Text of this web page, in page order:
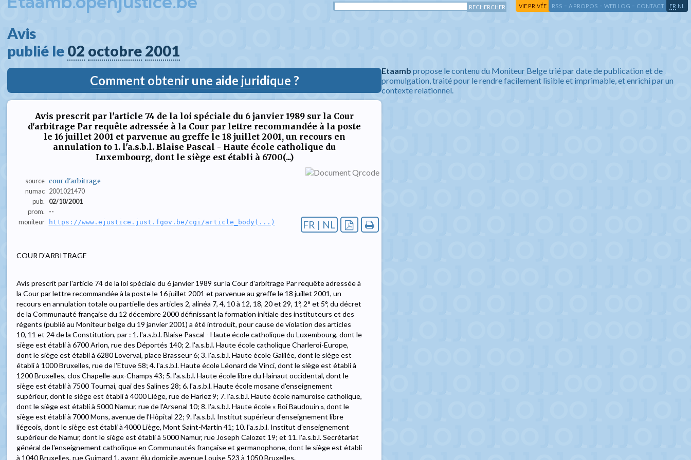
VIE PRIVÉE RSS - A PROPOS - WEB LOG - CONTACT FR NL
Avis
publié le 02 octobre 2001
Comment obtenir une aide juridique ?
Avis prescrit par l'article 74 de la loi spéciale du 6 janvier 1989 sur la Cour
d'arbitrage Par requête adressée à la Cour par lettre recommandée à la poste
le 16 juillet 2001 et parvenue au greffe le 18 juillet 2001, un recours en
annulation to 1. l'a.s.b.l. Blaise Pascal - Haute école catholique du
Luxembourg, dont le siège est établi à 6700(...)
source cour d'arbitrage
numac 2001021470
pub.
02/10/2001
prom.
--
moniteur
https://www.ejustice.just.fgov.be/cgi/article_body(...) FR | NL
COUR D'ARBITRAGE
Avis prescrit par l'article 74 de la loi spéciale du 6 janvier 1989 sur la Cour d'arbitrage Par requête adressée à
la Cour par lettre recommandée à la poste le 16 juillet 2001 et parvenue au greffe le 18 juillet 2001, un
recours en annulation totale ou partielle des articles 2, alinéa 7, 4, 10 à 12, 18, 20 et 29, 1°, 2° et 5°, du décret
de la Communauté française du 12 décembre 2000 définissant la formation initiale des instituteurs et des
régents (publié au Moniteur belge du 19 janvier 2001) a été introduit, pour cause de violation des articles
10, 11 et 24 de la Constitution, par : 1. l'a.s.b.l. Blaise Pascal - Haute école catholique du Luxembourg, dont le
siège est établi à 6700 Arlon, rue des Déportés 140; 2. l'a.s.b.l. Haute école catholique Charleroi-Europe,
dont le siège est établi à 6280 Loverval, place Brasseur 6; 3. l'a.s.b.l. Haute école Galilée, dont le siège est
établi à 1000 Bruxelles, rue de l'Etuve 58; 4. l'a.s.b.l. Haute école Léonard de Vinci, dont le siège est établi à
1200 Bruxelles, clos Chapelle-aux-Champs 43; 5. l'a.s.b.l. Haute école libre du Hainaut occidental, dont le
siège est établi à 7500 Tournai, quai des Salines 28; 6. l'a.s.b.l. Haute école mosane d'enseignement
supérieur, dont le siège est établi à 4000 Liège, rue de Harlez 9; 7. l'a.s.b.l. Haute école namuroise catholique,
dont le siège est établi à 5000 Namur, rue de l'Arsenal 10; 8. l'a.s.b.l. Haute école « Roi Baudouin », dont le
siège est établi à 7000 Mons, avenue de l'Hôpital 22; 9. l'a.s.b.l. Institut supérieur d'enseignement libre
liégeois, dont le siège est établi à 4000 Liège, Mont Saint-Martin 41; 10. l'a.s.b.l. Institut d'enseignement
supérieur de Namur, dont le siège est établi à 5000 Namur, rue Joseph Calozet 19; et 11. l'a.s.b.l. Secrétariat
général de l'enseignement catholique en Communautés française et germanophone, dont le siège est établi
à 1040 Bruxelles, rue Guimard 1, ayant élu domicile avenue Louise 523 à 1050 Bruxelles.
Etaamb propose le contenu du Moniteur Belge trié par date de publication et de
promulgation, traité pour le rendre facilement lisible et imprimable, et enrichi par un
contexte relationnel.